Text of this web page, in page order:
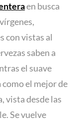
en busca
con vistas al
saben a
el suave
el mejor de
vista desde las
Se vuelve